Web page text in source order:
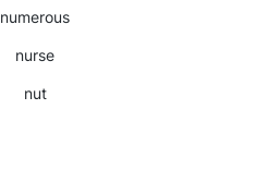
numerous
nurse
nut